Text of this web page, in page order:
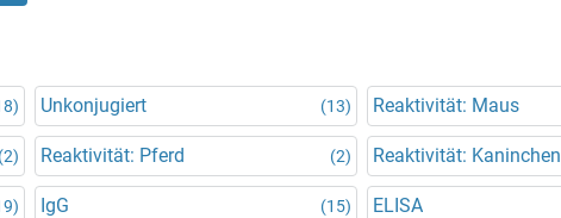
Unkonjugiert (13) Reaktivität: Maus
(2) Reaktivität: Pferd (2) Reaktivität: Kaninchen
IgG (15) ELISA